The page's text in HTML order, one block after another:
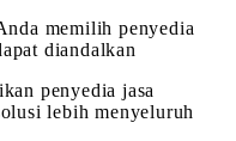
memilih penyedia
diandalkan
penyedia jasa
lebih menyeluruh